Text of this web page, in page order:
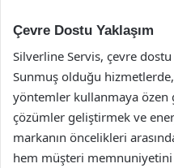
Çevre Dostu Yaklaşım
Silverline Servis, çevre
Sunmuş olduğu
yöntemler kullanmaya özen
çözümler geliştirmek ve
markanın öncelikleri
hem müşteri